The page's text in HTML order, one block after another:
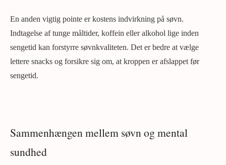
En anden vigtig pointe er kostens indvirkning på søvn.
Indtagelse af tunge måltider, koffein eller alkohol lige inden
sengetid kan forstyrre søvnkvaliteten. Det er bedre at vælge
lettere snacks og forsikre sig om, at kroppen er afslappet før
sengetid.
Sammenhængen mellem søvn og mental
sundhed